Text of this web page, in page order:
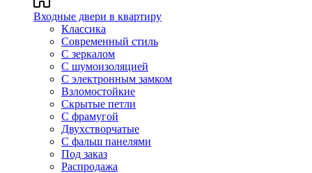
Входные двери в квартиру
Классика
Современный стиль
С зеркалом
С шумоизоляцией
С электронным замком
Взломостойкие
Скрытые петли
С фрамугой
Двухстворчатые
С фальш панелями
Под заказ
Распродажа